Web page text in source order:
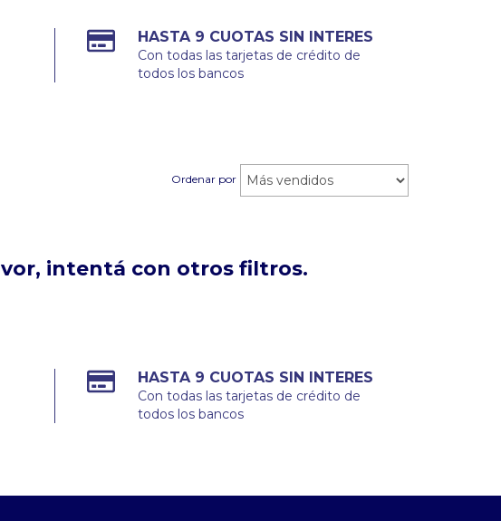
HASTA 9 CUOTAS SIN INTERES
Con todas las tarjetas de crédito de
todos los bancos
Ordenar por
intentá con otros filtros.
HASTA 9 CUOTAS SIN INTERES
Con todas las tarjetas de crédito de
todos los bancos